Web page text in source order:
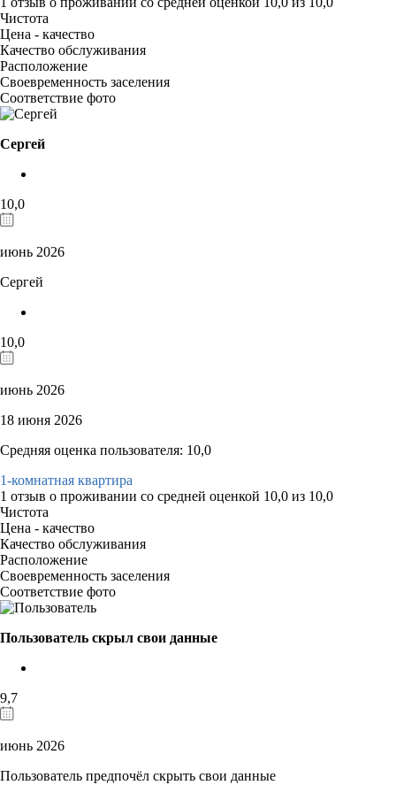
Чистота
Цена - качество
Качество обслуживания
Расположение
Своевременность заселения
Соответствие фото
Сергей
10,0
июнь 2026
Сергей
10,0
июнь 2026
18 июня 2026
Средняя оценка пользователя: 10,0
1-комнатная квартира
1 отзыв о проживании со средней оценкой 10,0 из 10,0
Чистота
Цена - качество
Качество обслуживания
Расположение
Своевременность заселения
Соответствие фото
Пользователь скрыл свои данные
9,7
июнь 2026
Пользователь предпочёл скрыть свои данные